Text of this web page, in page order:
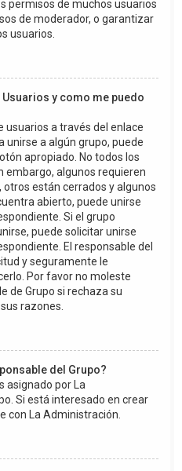
permisos de muchos usuarios
de moderador, o garantizar
usuarios.
y como me puedo
usuarios a través del enlace
unirse a algún grupo, puede
apropiado. No todos los
embargo, algunos requieren
están cerrados y algunos
abierto, puede unirse
Si el grupo
puede solicitar unirse
El responsable del
y seguramente le
Por favor no moleste
de Grupo si rechaza su
razones.
del Grupo?
asignado por La
Si está interesado en crear
con La Administración.